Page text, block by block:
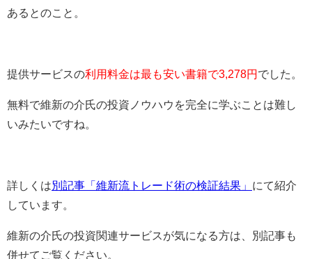
あるとのこと。
提供サービスの利用料金は最も安い書籍で3,278円 でした。
無料で維新の介氏の投資ノウハウを完全に学ぶことは難し
いみたいですね。
詳しくは別記事「維新流トレード術の検証結果」 にて紹介
しています。
維新の介氏の投資関連サービスが気になる方は、別記事も
併せてご覧ください。